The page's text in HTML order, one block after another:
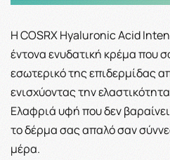
Η COSRX Hyaluronic Acid
έντονα ενυδατική κρέμα που
εσωτερικό της επιδερμίδας
ενισχύοντας την
Ελαφριά υφή που δεν
το δέρμα σας απαλό σαν
μέρα.